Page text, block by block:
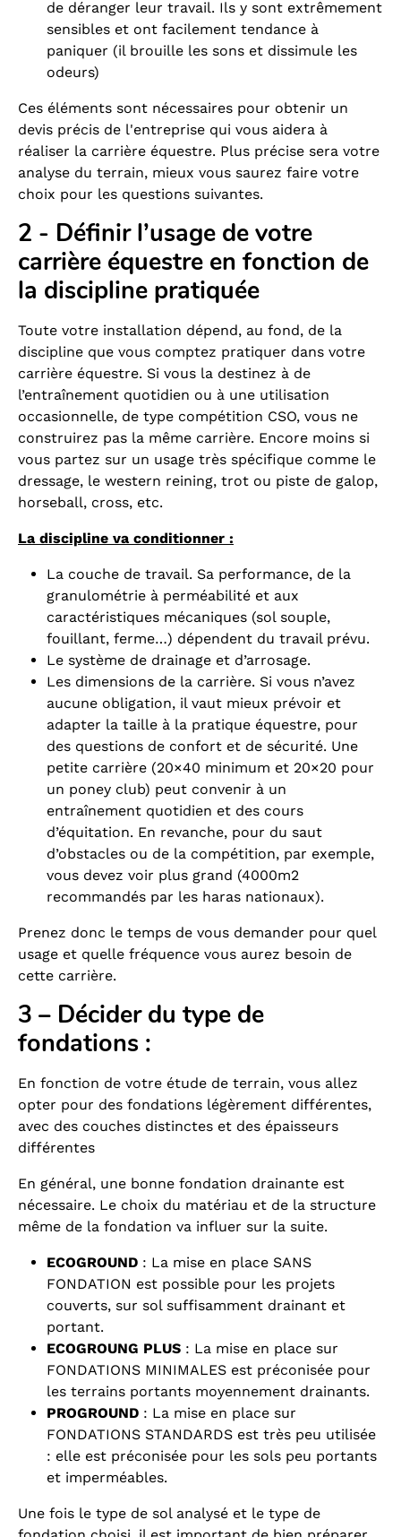
de déranger leur travail. Ils y sont extrêmement
sensibles et ont facilement tendance à
paniquer (il brouille les sons et dissimule les
odeurs)
Ces éléments sont nécessaires pour obtenir un
devis précis de l'entreprise qui vous aidera à
réaliser la carrière équestre. Plus précise sera votre
analyse du terrain, mieux vous saurez faire votre
choix pour les questions suivantes.
2 - Définir l’usage de votre
carrière équestre en fonction de
la discipline pratiquée
Toute votre installation dépend, au fond, de la
discipline que vous comptez pratiquer dans votre
carrière équestre. Si vous la destinez à de
l’entraînement quotidien ou à une utilisation
occasionnelle, de type compétition CSO, vous ne
construirez pas la même carrière. Encore moins si
vous partez sur un usage très spécifique comme le
dressage, le western reining, trot ou piste de galop,
horseball, cross, etc.
La discipline va conditionner :
La couche de travail. Sa performance, de la
granulométrie à perméabilité et aux
caractéristiques mécaniques (sol souple,
fouillant, ferme…) dépendent du travail prévu.
Le système de drainage et d’arrosage.
Les dimensions de la carrière. Si vous n’avez
aucune obligation, il vaut mieux prévoir et
adapter la taille à la pratique équestre, pour
des questions de confort et de sécurité. Une
petite carrière (20×40 minimum et 20×20 pour
un poney club) peut convenir à un
entraînement quotidien et des cours
d’équitation. En revanche, pour du saut
d’obstacles ou de la compétition, par exemple,
vous devez voir plus grand (4000m2
recommandés par les haras nationaux).
Prenez donc le temps de vous demander pour quel
usage et quelle fréquence vous aurez besoin de
cette carrière.
3 – Décider du type de
fondations :
En fonction de votre étude de terrain, vous allez
opter pour des fondations légèrement différentes,
avec des couches distinctes et des épaisseurs
différentes
En général, une bonne fondation drainante est
nécessaire. Le choix du matériau et de la structure
même de la fondation va influer sur la suite.
ECOGROUND : La mise en place SANS
FONDATION est possible pour les projets
couverts, sur sol suffisamment drainant et
portant.
ECOGROUNG PLUS : La mise en place sur
FONDATIONS MINIMALES est préconisée pour
les terrains portants moyennement drainants.
PROGROUND : La mise en place sur
FONDATIONS STANDARDS est très peu utilisée
: elle est préconisée pour les sols peu portants
et imperméables.
Une fois le type de sol analysé et le type de